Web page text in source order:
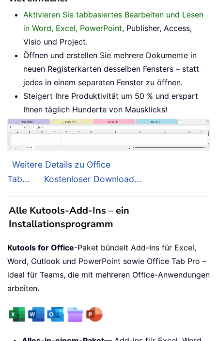
Aktivieren Sie tabbasiertes Bearbeiten und Lesen
in Word, Excel, PowerPoint, Publisher, Access,
Visio und Project.
Öffnen und erstellen Sie mehrere Dokumente in
neuen Registerkarten desselben Fensters – statt
jedes in einem separaten Fenster zu öffnen.
Steigert Ihre Produktivität um 50 % und erspart
Ihnen täglich Hunderte von Mausklicks!
Weitere Details zu Office
Tab...
Kostenloser Download...
Alle Kutools-Add-Ins – ein
Installationsprogramm
Kutools for Office-Paket bündelt Add-Ins für Excel,
Word, Outlook und PowerPoint sowie Office Tab Pro –
ideal für Teams, die mit mehreren Office-Anwendungen
arbeiten.